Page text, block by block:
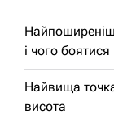
і чого боятися
Найвища
висота